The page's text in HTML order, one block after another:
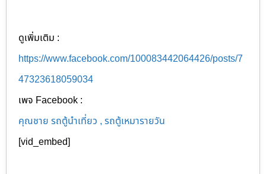
ดูเพิ่มเติม :
https://www.facebook.com/100083442064426/posts/7
47323618059034
เพจ Facebook :
คุณชาย รถตู้นำเที่ยว , รถตู้เหมารายวัน
[vid_embed]